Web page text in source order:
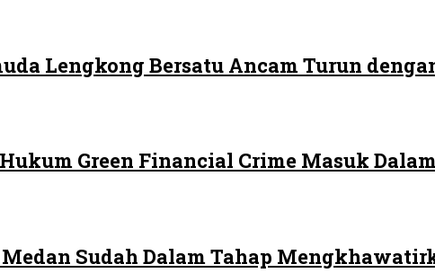
Lengkong Bersatu Ancam Turun
Green Financial Crime Masuk
Sudah Dalam Tahap